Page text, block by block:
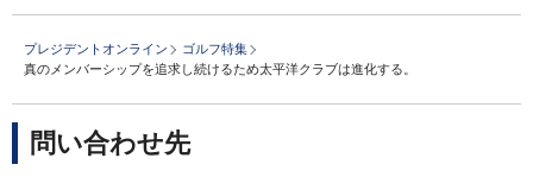
プレジデントオンライン
ゴルフ特集
真のメンバーシップを追求し続けるため太平洋クラブは進化する。
問い合わせ先